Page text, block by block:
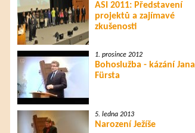
ASI 2011: Představení
projektů a zajímavé
zkušenosti
1. prosince 2012
Bohoslužba - kázání Jana
Fürsta
5. ledna 2013
Narození Ježíše